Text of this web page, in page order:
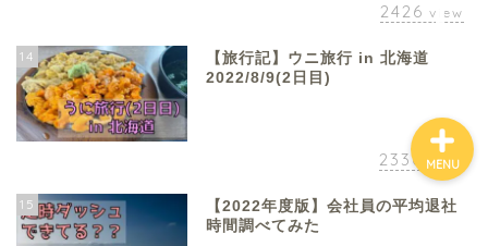
2426 view
14
【旅行記】ウニ旅行 in 北海道
2022/8/9(2日目)
2330 view
15
【2022年度版】会社員の平均退社
時間調べてみた
MENU
支出報告